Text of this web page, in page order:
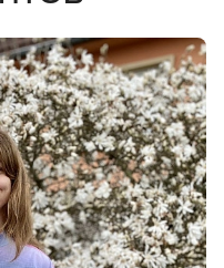
рукава
рисунка
фотографии.